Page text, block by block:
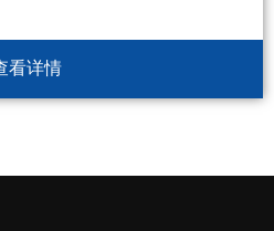
看详情